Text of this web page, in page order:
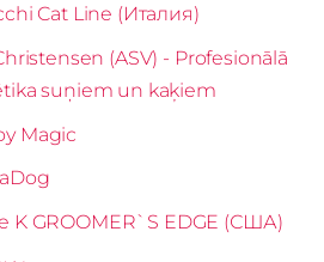
Cat Line (Италия)
(ASV) - Profesionālā
suņiem un kaķiem
Magic
K GROOMER`S EDGE (США)